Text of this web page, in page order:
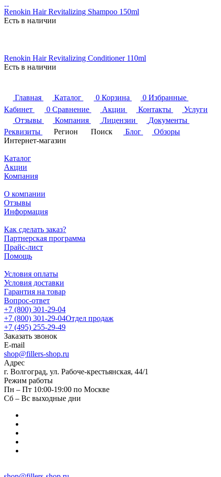
Renokin Hair Revitalizing Shampoo 150ml
Есть в наличии
Renokin Hair Revitalizing Conditioner 110ml
Есть в наличии
Главная Каталог 0 Корзина 0 Избранные
Кабинет
0 Сравнение Акции Контакты
Услуги
Отзывы
Компания Лицензии
Документы
Реквизиты
Регион Поиск Блог
Обзоры
Интернет-магазин
Каталог
Акции
Компания
О компании
Отзывы
Информация
Как сделать заказ?
Партнерская программа
Прайс-лист
Помощь
Условия оплаты
Условия доставки
Гарантия на товар
Вопрос-ответ
+7 (800) 301-29-04
+7 (800) 301-29-04Отдел продаж
+7 (495) 255-29-49
Заказать звонок
E-mail
shop@fillers-shop.ru
Адрес
г. Волгоград, ул. Рабоче-крестьянская, 44/1
Режим работы
Пн – Пт 10:00-19:00 по Москве
Сб – Вс выходные дни